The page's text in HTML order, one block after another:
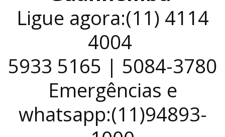
Ligue agora:(11) 4114
4004
5933 5165 | 5084-3780
Emergências e
whatsapp:(11)94893-